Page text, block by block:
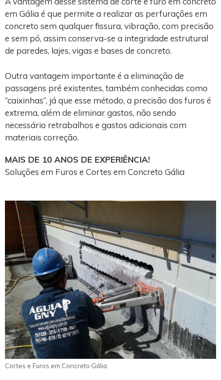
em Gália é que permite a realizar as perfurações em
concreto sem qualquer fissura, vibração, com precisão
e sem pó, assim conserva-se a integridade estrutural
de paredes, lajes, vigas e bases de concreto.
Outra vantagem importante é a eliminação de
passagens pré existentes, também conhecidas como
“caixinhas”, já que esse método, a precisão dos furos é
extrema, além de eliminar gastos, não sendo
necessário retrabalhos e gastos adicionais com
materiais correção.
MAIS DE 10 ANOS DE EXPERIÊNCIA!
Soluções em Furos e Cortes em Concreto Gália
Cortes e Furos em Concreto Gália